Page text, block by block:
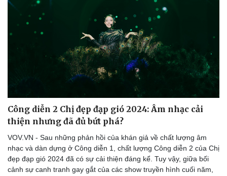
Công diễn 2 Chị đẹp đạp gió 2024: Âm nhạc cải
thiện nhưng đã đủ bứt phá?
VOV.VN - Sau những phản hồi của khán giả về chất lượng âm
nhạc và dàn dựng ở Công diễn 1, chất lượng Công diễn 2 của Chị
đẹp đạp gió 2024 đã có sự cải thiện đáng kể. Tuy vậy, giữa bối
cảnh sự canh tranh gay gắt của các show truyền hình cuối năm,